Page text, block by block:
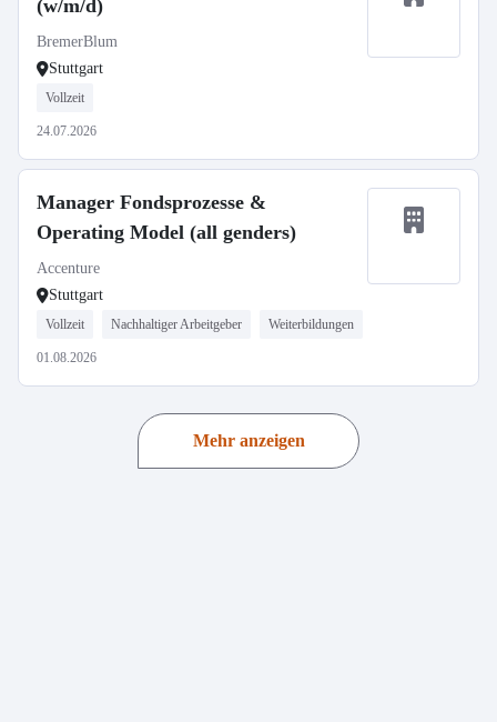
(w/m/d)
BremerBlum
Stuttgart
Vollzeit
24.07.2026
Manager Fondsprozesse &
Operating Model (all genders)
Accenture
Stuttgart
Vollzeit Nachhaltiger Arbeitgeber Weiterbildungen
01.08.2026
Mehr anzeigen